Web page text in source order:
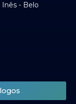
Inês - Belo